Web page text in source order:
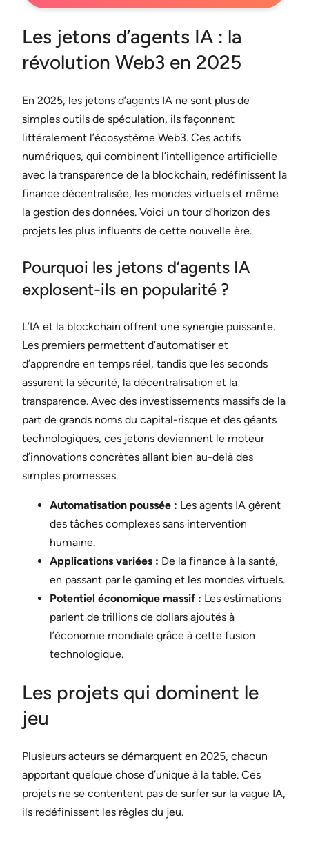
Les jetons d’agents IA : la
révolution Web3 en 2025
En 2025, les jetons d’agents IA ne sont plus de
simples outils de spéculation, ils façonnent
littéralement l’écosystème Web3. Ces actifs
numériques, qui combinent l’intelligence artificielle
avec la transparence de la blockchain, redéfinissent la
finance décentralisée, les mondes virtuels et même
la gestion des données. Voici un tour d’horizon des
projets les plus influents de cette nouvelle ère.
Pourquoi les jetons d’agents IA
explosent-ils en popularité ?
L’IA et la blockchain offrent une synergie puissante.
Les premiers permettent d’automatiser et
d’apprendre en temps réel, tandis que les seconds
assurent la sécurité, la décentralisation et la
transparence. Avec des investissements massifs de la
part de grands noms du capital-risque et des géants
technologiques, ces jetons deviennent le moteur
d’innovations concrètes allant bien au-delà des
simples promesses.
Automatisation poussée : Les agents IA gèrent
des tâches complexes sans intervention
humaine.
Applications variées : De la finance à la santé,
en passant par le gaming et les mondes virtuels.
Potentiel économique massif : Les estimations
parlent de trillions de dollars ajoutés à
l’économie mondiale grâce à cette fusion
technologique.
Les projets qui dominent le
jeu
Plusieurs acteurs se démarquent en 2025, chacun
apportant quelque chose d’unique à la table. Ces
projets ne se contentent pas de surfer sur la vague IA,
ils redéfinissent les règles du jeu.